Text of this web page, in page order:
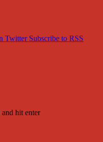
Twitter Subscribe to RSS
hit enter